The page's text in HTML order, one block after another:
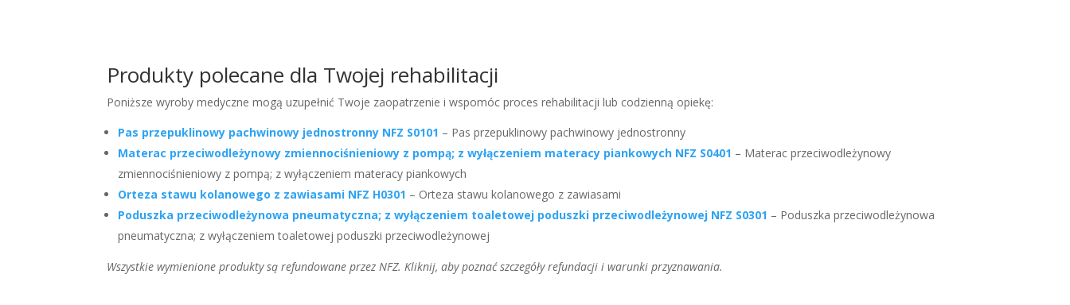
Produkty polecane dla Twojej rehabilitacji
Poniższe wyroby medyczne mogą uzupełnić Twoje zaopatrzenie i wspomóc proces rehabilitacji lub codzienną opiekę:
Pas przepuklinowy pachwinowy jednostronny NFZ S0101 – Pas przepuklinowy pachwinowy jednostronny
Materac przeciwodleżynowy zmiennociśnieniowy z pompą; z wyłączeniem materacy piankowych NFZ S0401 – Materac przeciwodleżynowy
zmiennociśnieniowy z pompą; z wyłączeniem materacy piankowych
Orteza stawu kolanowego z zawiasami NFZ H0301 – Orteza stawu kolanowego z zawiasami
Poduszka przeciwodleżynowa pneumatyczna; z wyłączeniem toaletowej poduszki przeciwodleżynowej NFZ S0301 – Poduszka przeciwodleżynowa
pneumatyczna; z wyłączeniem toaletowej poduszki przeciwodleżynowej
Wszystkie wymienione produkty są refundowane przez NFZ. Kliknij, aby poznać szczegóły refundacji i warunki przyznawania.